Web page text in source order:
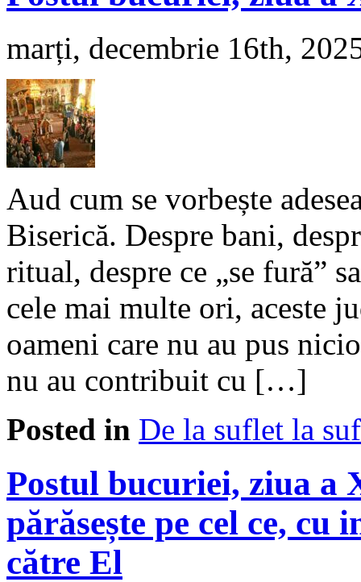
marți, decembrie 16th,
Aud cum se vorbește
Biserică. Despre bani,
ritual, despre ce „se fură”
cele mai multe ori, aceste
oameni care nu au pus
nu au contribuit cu […]
Posted in De la suflet la
Postul bucuriei, ziua a
părăsește pe cel ce, cu
către El